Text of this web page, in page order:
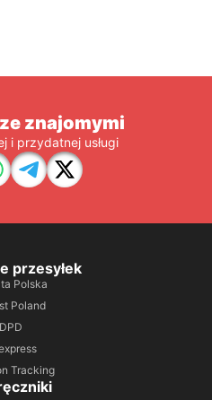
znajomymi
i przydatnej usługi
przesyłek
Polska
Poland
DPD
Tracking